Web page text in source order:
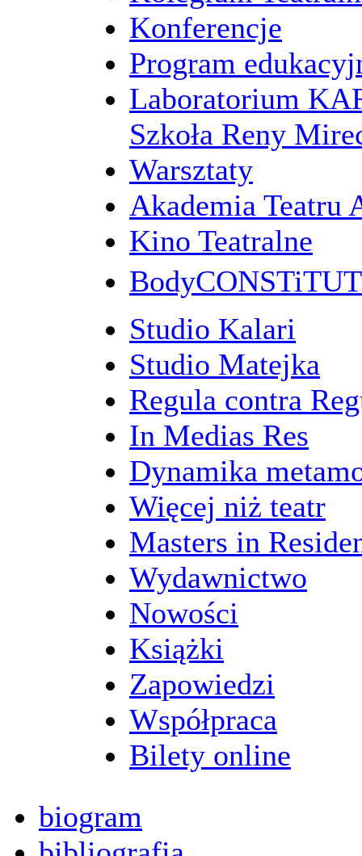
Konferencje
Program
Laboratorium
Szkoła Reny
Warsztaty
Akademia Teatru
Kino Teatralne
Studio Kalari
Studio Matejka
Regula contra
In Medias Res
Dynamika
Więcej niż teatr
Masters in
Wydawnictwo
Nowości
Książki
Zapowiedzi
Współpraca
Bilety online
biogram